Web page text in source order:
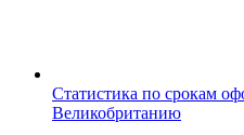
Статистика по срокам
Великобританию